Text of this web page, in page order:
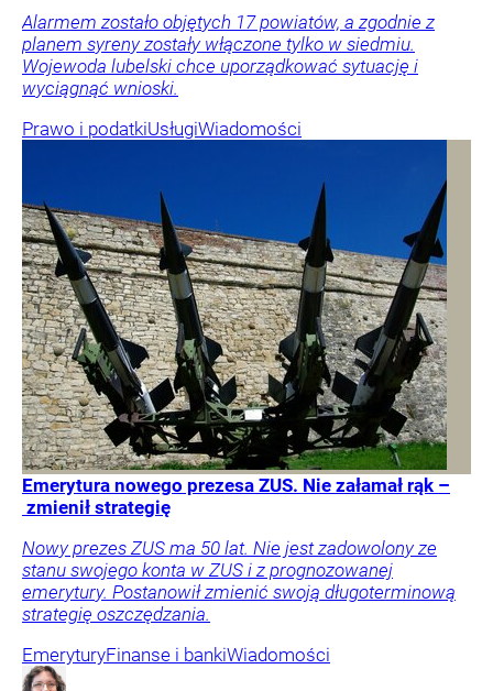
Alarmem zostało objętych 17 powiatów, a zgodnie z
planem syreny zostały włączone tylko w siedmiu.
Wojewoda lubelski chce uporządkować sytuację i
wyciągnąć wnioski.
Prawo i podatkiUsługiWiadomości
Emerytura nowego prezesa ZUS. Nie załamał rąk –
zmienił strategię
Nowy prezes ZUS ma 50 lat. Nie jest zadowolony ze
stanu swojego konta w ZUS i z prognozowanej
emerytury. Postanowił zmienić swoją długoterminową
strategię oszczędzania.
EmeryturyFinanse i bankiWiadomości